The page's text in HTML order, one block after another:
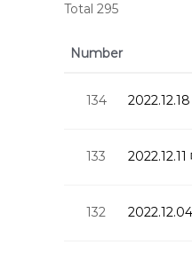
Total 295
Number
134
133 2022.12.11
132